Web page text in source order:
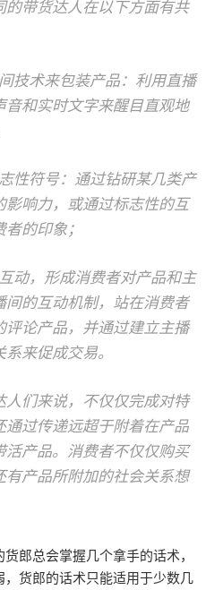
的带货达人在以下方面有共
技术来包装产品：利用直播
音和实时文字来醒目直观地
性符号：通过钻研某几类产
影响力，或通过标志性的互
的印象；
动，形成消费者对产品和主
间的互动机制，站在消费者
评论产品，并通过建立主播
来促成交易。
人们来说，不仅仅完成对特
通过传递远超于附着在产品
活产品。消费者不仅仅购买
有产品所附加的社会关系想
郎总会掌握几个拿手的话术，
货郎的话术只能适用于少数几